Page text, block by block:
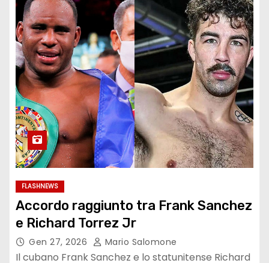
FLASHNEWS
Accordo raggiunto tra Frank Sanchez
e Richard Torrez Jr
Gen 27, 2026 Mario Salomone
Il cubano Frank Sanchez e lo statunitense Richard